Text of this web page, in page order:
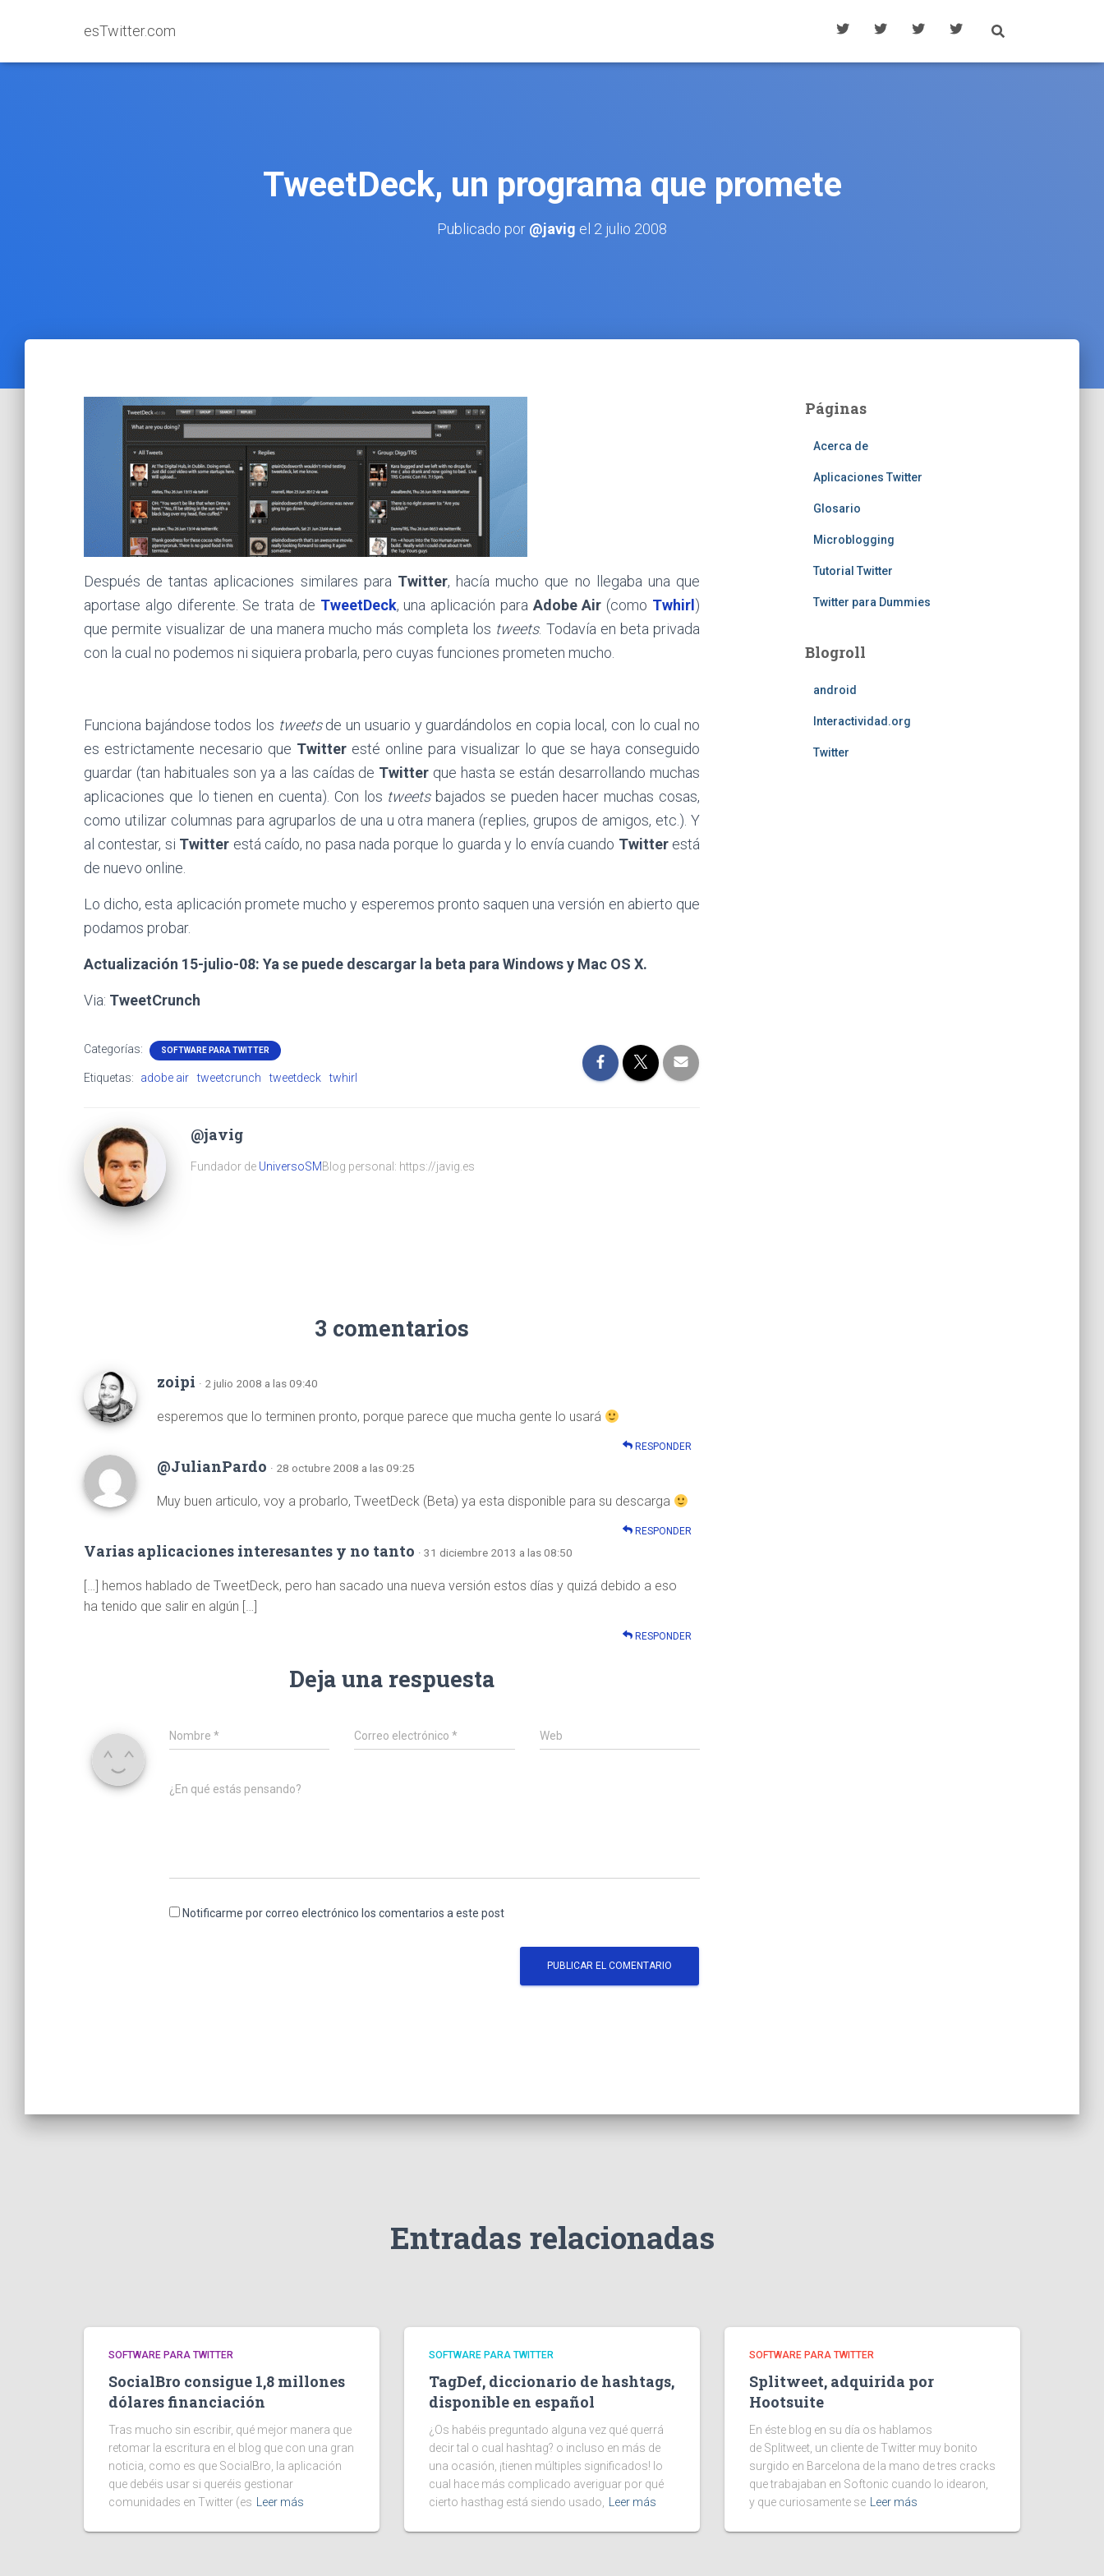
esTwitter.com
TweetDeck, un programa que promete
Publicado por @javig el 2 julio 2008
Después de tantas aplicaciones similares para Twitter, hacía mucho que no llegaba una que
aportase algo diferente. Se trata de TweetDeck, una aplicación para Adobe Air (como Twhirl )
que permite visualizar de una manera mucho más completa los tweets. Todavía en beta privada
con la cual no podemos ni siquiera probarla, pero cuyas funciones prometen mucho.
Funciona bajándose todos los tweetsde un usuario y guardándolos en copia local, con lo cual no
es estrictamente necesario que Twitter esté online para visualizar lo que se haya conseguido
guardar (tan habituales son ya a las caídas de Twitter que hasta se están desarrollando muchas
aplicaciones que lo tienen en cuenta). Con los tweetsbajados se pueden hacer muchas cosas,
como utilizar columnas para agruparlos de una u otra manera (replies, grupos de amigos, etc.). Y
al contestar, si Twitter está caído, no pasa nada porque lo guarda y lo envía cuando Twitterestá
de nuevo online.
Lo dicho, esta aplicación promete mucho y esperemos pronto saquen una versión en abierto que
podamos probar.
Actualización 15-julio-08: Ya se puede descargar la beta para Windows y Mac OS X.
Via: TweetCrunch
Categorías: SOFTWARE PARA TWITTER
Etiquetas: adobe air tweetcrunch tweetdeck twhirl
@javig
Fundador de UniversoSMBlog personal: https://javig.es
3 comentarios
zoipi · 2 julio 2008 a las 09:40
esperemos que lo terminen pronto, porque parece que mucha gente lo usará
RESPONDER
@JulianPardo · 28 octubre 2008 a las 09:25
Muy buen articulo, voy a probarlo, TweetDeck (Beta) ya esta disponible para su descarga
RESPONDER
Varias aplicaciones interesantes y no tanto · 31 diciembre 2013 a las 08:50
[…] hemos hablado de TweetDeck, pero han sacado una nueva versión estos días y quizá debido a eso
ha tenido que salir en algún […]
RESPONDER
Deja una respuesta
Nombre * Correo electrónico* Web
¿En qué estás pensando?
Notificarme por correo electrónico los comentarios a este post
Páginas
Acerca de
Aplicaciones Twitter
Glosario
Microblogging
Tutorial Twitter
Twitter para Dummies
Blogroll
android
Interactividad.org
Twitter
Entradas relacionadas
SOFTWARE PARA TWITTER
SocialBro consigue 1,8 millones
dólares financiación
Tras mucho sin escribir, qué mejor manera que
retomar la escritura en el blog que con una gran
noticia, como es que SocialBro, la aplicación
que debéis usar si queréis gestionar
comunidades en Twitter (es
Leer más
SOFTWARE PARA TWITTER
TagDef, diccionario de hashtags,
disponible en español
¿Os habéis preguntado alguna vez qué querrá
decir tal o cual hashtag? o incluso en más de
una ocasión, ¡tienen múltiples significados! lo
cual hace más complicado averiguar por qué
cierto hasthag está siendo usado,
Leer más
SOFTWARE PARA TWITTER
Splitweet, adquirida por
Hootsuite
En éste blog en su día os hablamos
de Splitweet, un cliente de Twitter muy bonito
surgido en Barcelona de la mano de tres cracks
que trabajaban en Softonic cuando lo idearon,
y que curiosamente se
Leer más